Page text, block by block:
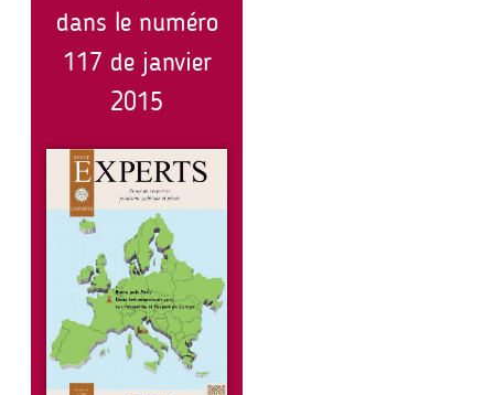
dans le numéro
117 de janvier
2015